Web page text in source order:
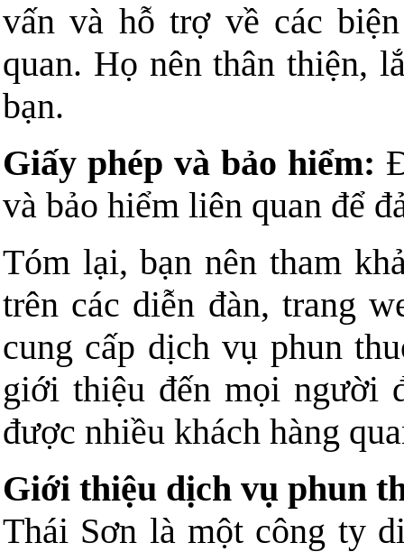
vấn và hỗ trợ về các
quan. Họ nên thân thiện,
bạn.
Giấy phép và bảo hiểm:
và bảo hiểm liên quan để
Tóm lại, bạn nên tham
trên các diễn đàn, trang
cung cấp dịch vụ phun
giới thiệu đến mọi người
được nhiều khách hàng
Giới thiệu dịch vụ phun
Thái Sơn là một công ty